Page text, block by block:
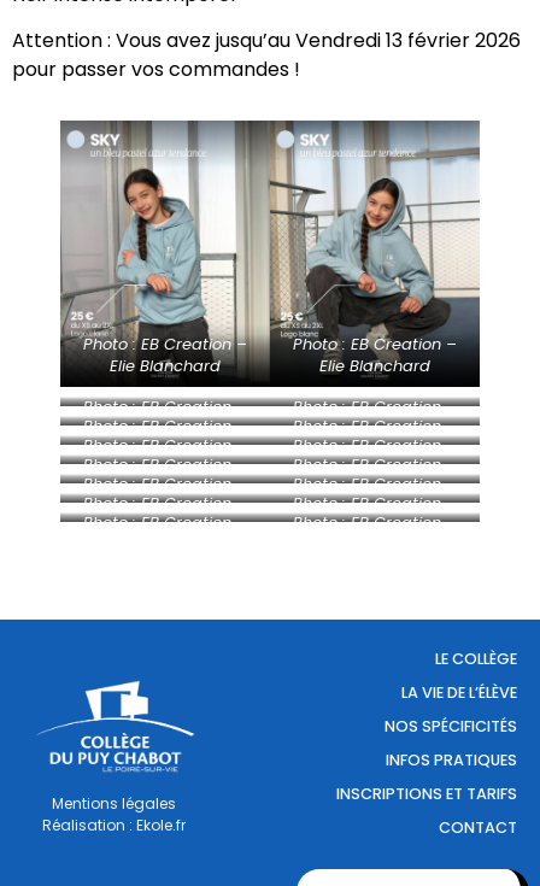
Attention : Vous avez jusqu’au Vendredi 13 février 2026
pour passer vos commandes !
Photo : EB Creation –
Elie Blanchard
Photo : EB Creation –
Elie Blanchard
Photo : EB Creation –
Elie Blanchard
Photo : EB Creation –
Elie Blanchard
Photo : EB Creation –
Elie Blanchard
Photo : EB Creation –
Elie Blanchard
Photo : EB Creation –
Elie Blanchard
Photo : EB Creation –
Elie Blanchard
Photo : EB Creation –
Elie Blanchard
Photo : EB Creation –
Elie Blanchard
Photo : EB Creation –
Elie Blanchard
Photo : EB Creation –
Elie Blanchard
Photo : EB Creation –
Elie Blanchard
Photo : EB Creation –
Elie Blanchard
Photo : EB Creation –
Photo : EB Creation –
Mentions légales
Réalisation : Ekole.fr
LE COLLÈGE
LA VIE DE L’ÉLÈVE
NOS SPÉCIFICITÉS
INFOS PRATIQUES
INSCRIPTIONS ET TARIFS
CONTACT